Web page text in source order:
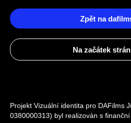
Zpět na
Na začátek
Projekt Vizuální identita pro DAFilms
0380000313) byl realizován s